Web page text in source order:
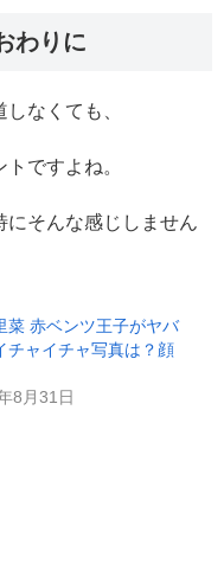
わりに
なくても、
ですよね。
そんな感じしません
菜 赤ベンツ王子がヤバ
チャイチャ写真は？顔
8月31日